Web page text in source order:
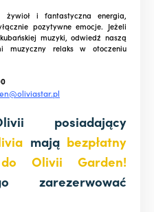
żywioł i fantastyczna energia,
pozytywne emocje. Jeżeli
muzyki, odwiedź naszą
muzyczny relaks w otoczeniu
posiadający
mają bezpłatny
Olivii Garden!
zarezerwować